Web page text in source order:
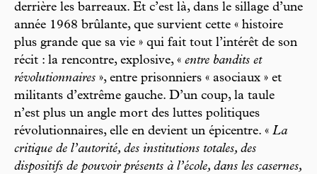
derrière les barreaux. Et c’est là, dans le sillage d’une
année 1968 brûlante, que survient cette « histoire
plus grande que sa vie » qui fait tout l’intérêt de son
récit : la rencontre, explosive, « entre bandits et
révolutionnaires », entre prisonniers « asociaux » et
militants d’extrême gauche. D’un coup, la taule
n’est plus un angle mort des luttes politiques
révolutionnaires, elle en devient un épicentre. « La
critique de l’autorité, des institutions totales, des
dispositifs de pouvoir présents à l’école, dans les casernes,